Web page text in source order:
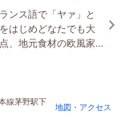
ンス語で「ヤァ」と
はじめどなたでも大
、地元食材の欧風家
ルギービールも大好
線茅野駅下
地図・アクセス